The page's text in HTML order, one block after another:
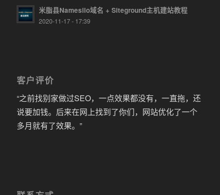
米脂县Namesilo域名 + Siteground主机建站教程
2020-11-17 - 17:39
客户评价
“之前找别家做过SEO，一点效果都没有，一直拖，还
说要加钱。后来在网上找到了你们，网站优化了一个
多月就有了效果。”